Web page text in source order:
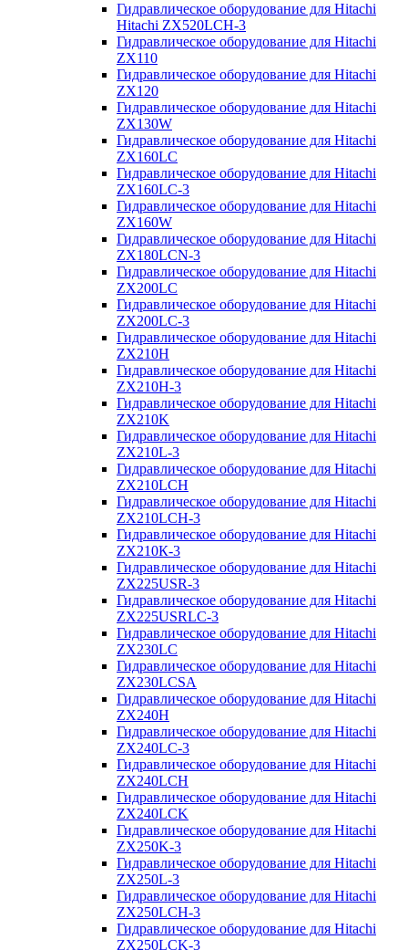
Гидравлическое оборудование для Hitachi
Hitachi ZX520LCH-3
Гидравлическое оборудование для Hitachi
ZX110
Гидравлическое оборудование для Hitachi
ZX120
Гидравлическое оборудование для Hitachi
ZX130W
Гидравлическое оборудование для Hitachi
ZX160LC
Гидравлическое оборудование для Hitachi
ZX160LC-3
Гидравлическое оборудование для Hitachi
ZX160W
Гидравлическое оборудование для Hitachi
ZX180LCN-3
Гидравлическое оборудование для Hitachi
ZX200LC
Гидравлическое оборудование для Hitachi
ZX200LC-3
Гидравлическое оборудование для Hitachi
ZX210H
Гидравлическое оборудование для Hitachi
ZX210H-3
Гидравлическое оборудование для Hitachi
ZX210K
Гидравлическое оборудование для Hitachi
ZX210L-3
Гидравлическое оборудование для Hitachi
ZX210LCH
Гидравлическое оборудование для Hitachi
ZX210LCH-3
Гидравлическое оборудование для Hitachi
ZX210К-3
Гидравлическое оборудование для Hitachi
ZX225USR-3
Гидравлическое оборудование для Hitachi
ZX225USRLC-3
Гидравлическое оборудование для Hitachi
ZX230LC
Гидравлическое оборудование для Hitachi
ZX230LCSA
Гидравлическое оборудование для Hitachi
ZX240H
Гидравлическое оборудование для Hitachi
ZX240LC-3
Гидравлическое оборудование для Hitachi
ZX240LCH
Гидравлическое оборудование для Hitachi
ZX240LCK
Гидравлическое оборудование для Hitachi
ZX250K-3
Гидравлическое оборудование для Hitachi
ZX250L-3
Гидравлическое оборудование для Hitachi
ZX250LCH-3
Гидравлическое оборудование для Hitachi
ZX250LCK-3